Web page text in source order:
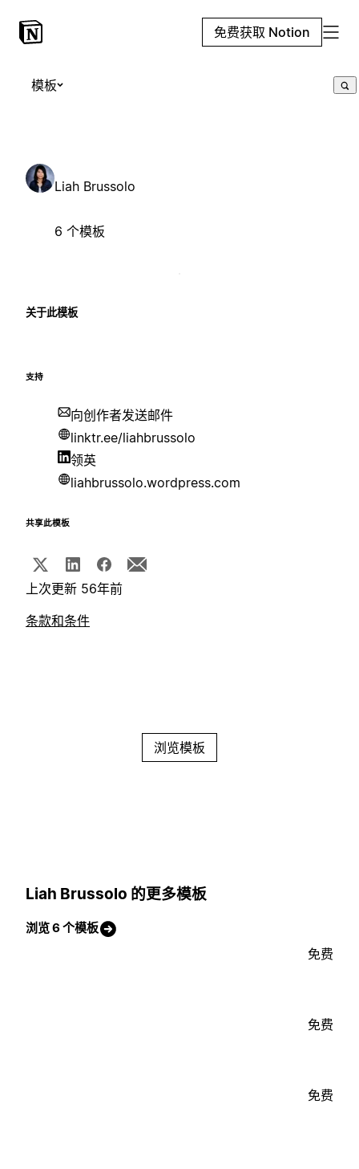
免费获取 Notion
模板
Liah Brussolo
6 个模板
关于此模板
支持
向创作者发送邮件
linktr.ee/liahbrussolo
领英
liahbrussolo.wordpress.com
共享此模板
上次更新 56年前
条款和条件
浏览模板
Liah Brussolo 的更多模板
浏览 6 个模板
免费
免费
免费